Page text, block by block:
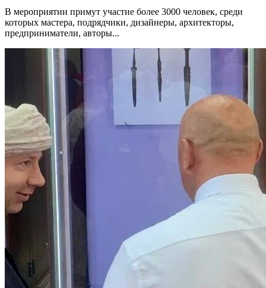
В мероприятии примут участие более 3000 человек, среди
которых мастера, подрядчики, дизайнеры, архитекторы,
предприниматели, авторы...